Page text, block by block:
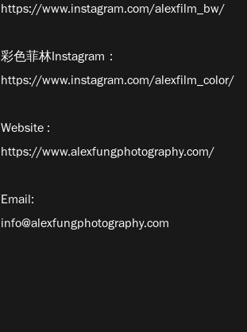
https://www.instagram.com/alexfilm_bw/
彩色菲林Instagram：
https://www.instagram.com/alexfilm_color/
Website :
https://www.alexfungphotography.com/
Email:
info@alexfungphotography.com